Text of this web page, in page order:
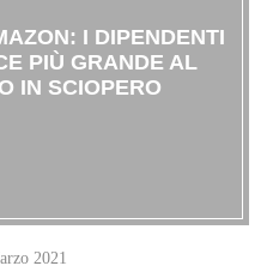
I DIPENDENTI
PIÙ GRANDE AL
IN SCIOPERO
2021